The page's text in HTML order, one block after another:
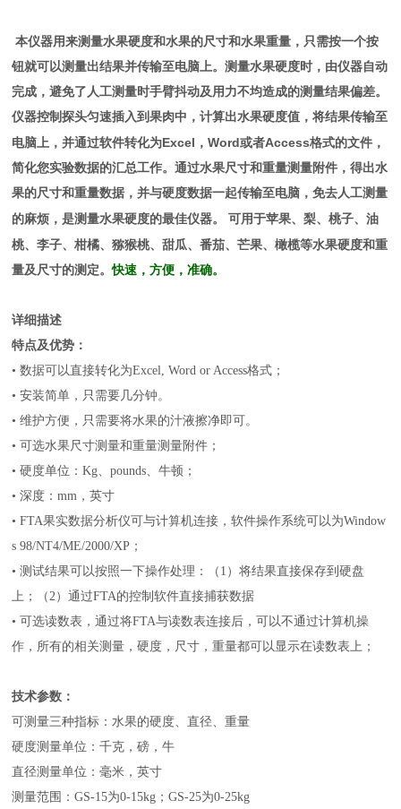
本仪器用来测量水果硬度和水果的尺寸和水果重量，只需按一个按
钮就可以测量出结果并传输至电脑上。测量水果硬度时， 由仪器自动
完成，避免了人工测量时手臂抖动及用力不均造成的测量结果偏差。
仪器控制探头匀速插入到果肉中，计算出水果硬度值，将结果传输至
电脑上，并通过软件转化为Excel ，Word或者Access格式的文件，
简化您实验数据的汇总工作。通过水果尺寸和重量测量附件，得出水
果的尺寸和重量数据，并与硬度数据一起传输至电脑，免去人工测量
的麻烦，是测量水果硬度的最佳仪器。
可用于苹果、梨、桃子、油
桃、李子、柑橘、猕猴桃、甜瓜、番茄、芒果、橄榄等水果硬度和重
量及尺寸的测定。快速，方便，准确。
详细描述
特点及优势：
•数据可以直接转化为Excel, Word or Access格式；
•安装简单，只需要几分钟。
•维护方便，只需要将水果的汁液擦净即可。
•可选水果尺寸测量和重量测量附件；
•硬度单位：Kg、pounds、牛顿；
•深度：mm ，英寸
• FTA果实数据分析仪可与计算机连接，软件操作系统可以为Window
s 98/NT4/ME/2000/XP ；
•测试结果可以按照一下操作处理：（ 1 ）将结果直接保存到硬盘
上；（2）通过FTA的控制软件直接捕获数据
•可选读数表，通过将FTA与读数表连接后，可以不通过计算机操
作，所有的相关测量，硬度，尺寸，重量都可以显示在读数表上；
技术参数：
可测量三种指标：水果的硬度、直径、重量
硬度测量单位：千克，磅，牛
直径测量单位：毫米，英寸
测量范围：GS-15为0-15kg ；GS-25为0-25kg